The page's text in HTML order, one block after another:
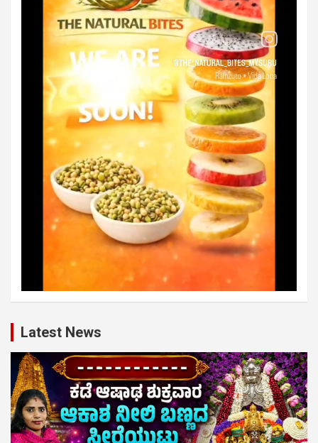
Latest News